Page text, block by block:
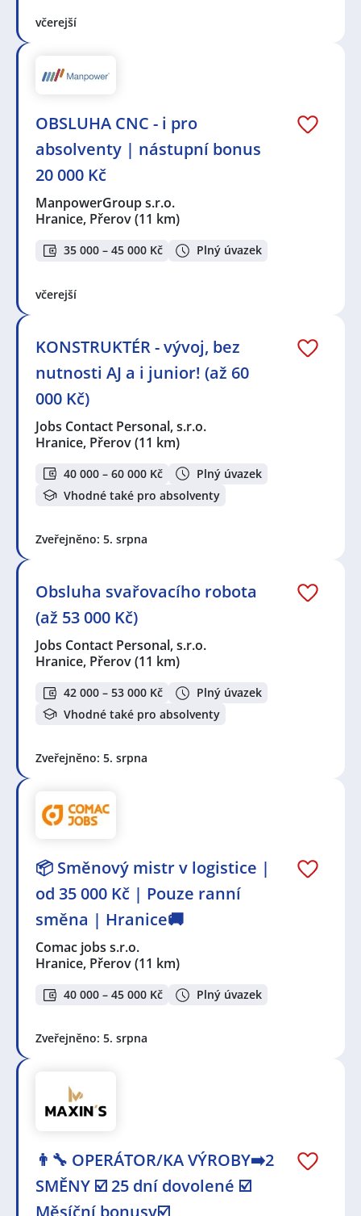
včerejší
OBSLUHA CNC - i pro
absolventy | nástupní bonus
20 000 Kč
ManpowerGroup s.r.o.
Hranice, Přerov(11 km)
35 000 – 45 000 Kč Plný úvazek
včerejší
KONSTRUKTÉR - vývoj, bez
nutnosti AJ a i junior! (až 60
000 Kč)
Jobs Contact Personal, s.r.o.
Hranice, Přerov(11 km)
40 000 – 60 000 Kč
Plný úvazek
Vhodné také pro absolventy
Zveřejněno: 5. srpna
Obsluha svařovacího robota
(až 53 000 Kč)
Jobs Contact Personal, s.r.o.
Hranice, Přerov(11 km)
42 000 – 53 000 Kč
Plný úvazek
Vhodné také pro absolventy
Zveřejněno: 5. srpna
📦 Směnový mistr v logistice |
od 35 000 Kč | Pouze ranní
směna | Hranice🚚
Comac jobs s.r.o.
Hranice, Přerov(11 km)
40 000 – 45 000 Kč Plný úvazek
Zveřejněno: 5. srpna
👨‍🔧 OPERÁTOR/KA VÝROBY➡️2
SMĚNY ☑️ 25 dní dovolené ☑️